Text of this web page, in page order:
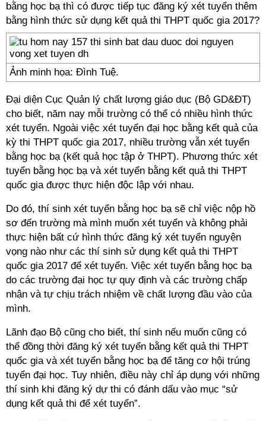
bằng học bạ thì có được tiếp tục đăng ký xét tuyển thêm
bằng hình thức sử dụng kết quả thi THPT quốc gia 2017?
Ảnh minh họa: Đình Tuệ.
Đại diện Cục Quản lý chất lượng giáo dục (Bộ GD&ĐT)
cho biết, năm nay mỗi trường có thể có nhiều hình thức
xét tuyển. Ngoài việc xét tuyển đại học bằng kết quả của
kỳ thi THPT quốc gia 2017, nhiều trường vẫn xét tuyển
bằng học bạ (kết quả học tập ở THPT). Phương thức xét
tuyển bằng học bạ và xét tuyển bằng kết quả thi THPT
quốc gia được thực hiện độc lập với nhau.
Do đó, thí sinh xét tuyển bằng học bạ sẽ chỉ việc nộp hồ
sơ đến trường mà mình muốn xét tuyển và không phải
thực hiện bất cứ hình thức đăng ký xét tuyển nguyện
vọng nào như các thí sinh sử dụng kết quả thi THPT
quốc gia 2017 để xét tuyển. Việc xét tuyển bằng học bạ
do các trường đại học tự quy định và các trường chấp
nhận và tự chịu trách nhiệm về chất lượng đầu vào của
mình.
Lãnh đạo Bộ cũng cho biết, thí sinh nếu muốn cũng có
thể đồng thời đăng ký xét tuyển bằng kết quả thi THPT
quốc gia và xét tuyển bằng học bạ để tăng cơ hội trúng
tuyển đại học. Tuy nhiên, điều này chỉ áp dụng với những
thí sinh khi đăng ký dự thi có đánh dấu vào mục “sử
dụng kết quả thi để xét tuyển”.